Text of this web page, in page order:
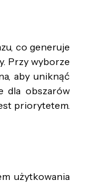
co generuje
Przy wyborze
aby uniknąć
dla obszarów
priorytetem.
użytkowania